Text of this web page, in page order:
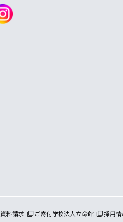
資料請求 ご寄付学校法人立命館 採用情